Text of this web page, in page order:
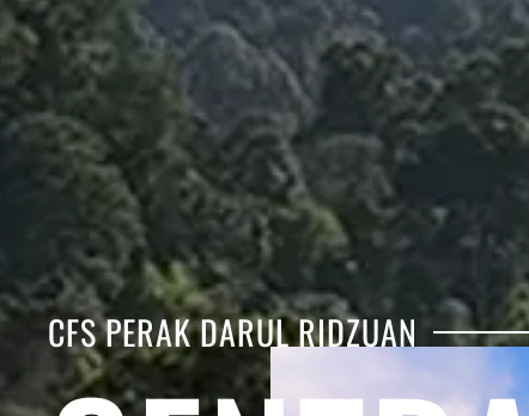
CFS PERAK DARUL RIDZUAN